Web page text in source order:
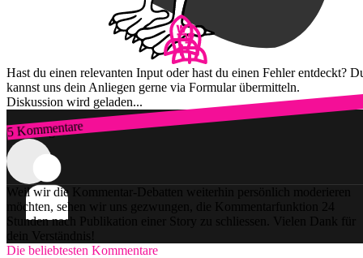
Hast du einen relevanten Input oder hast du einen Fehler entdeckt?
kannst uns dein Anliegen gerne via Formular übermitteln.
Diskussion wird geladen...
5 Kommentare
Zum Login
Weil wir die Kommentar-Debatten weiterhin persönlich moderieren
möchten, sehen wir uns gezwungen, die Kommentarfunktion 24
Stunden nach Publikation einer Story zu schliessen. Vielen Dank für
dein Verständnis!
Die beliebtesten Kommentare